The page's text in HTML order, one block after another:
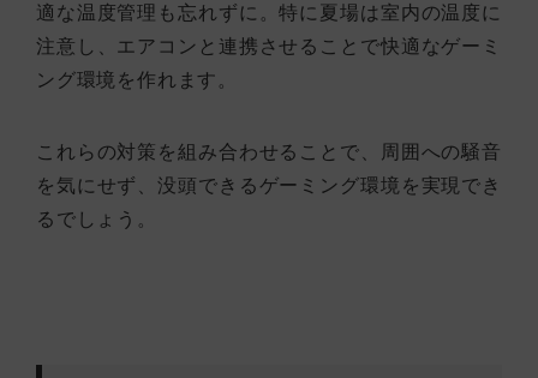
適な温度管理も忘れずに。特に夏場は室内の温度に
注意し、エアコンと連携させることで快適なゲーミ
ング環境を作れます。
これらの対策を組み合わせることで、周囲への騒音
を気にせず、没頭できるゲーミング環境を実現でき
るでしょう。